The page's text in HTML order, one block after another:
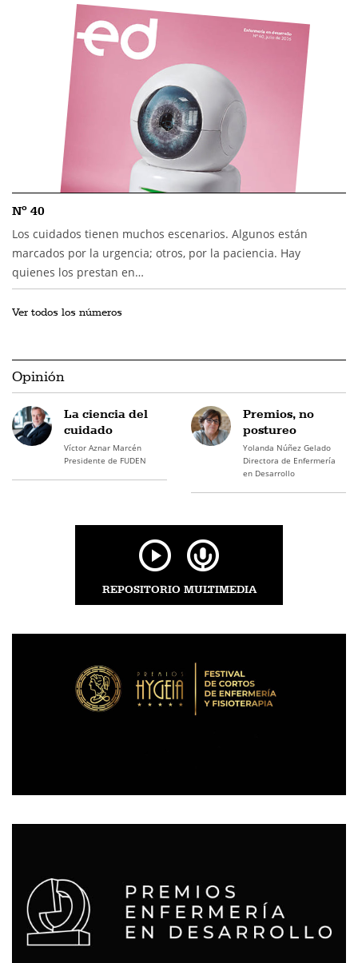
Nº 40
Los cuidados tienen muchos escenarios. Algunos están
marcados por la urgencia; otros, por la paciencia. Hay
quienes los prestan en…
Ver todos los números
Opinión
La ciencia del
cuidado
Víctor Aznar Marcén
Presidente de FUDEN
Premios, no
postureo
Yolanda Núñez Gelado
Directora de Enfermería
en Desarrollo
REPOSITORIO MULTIMEDIA